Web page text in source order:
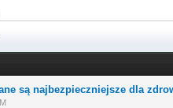
są najbezpieczniejsze dla
- średnia ocena: 0 na 5 gwiazdek
12345